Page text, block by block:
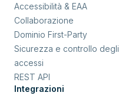
Accessibilità & EAA
Collaborazione
Dominio First-Party
Sicurezza e controllo degli
accessi
REST API
Integrazioni